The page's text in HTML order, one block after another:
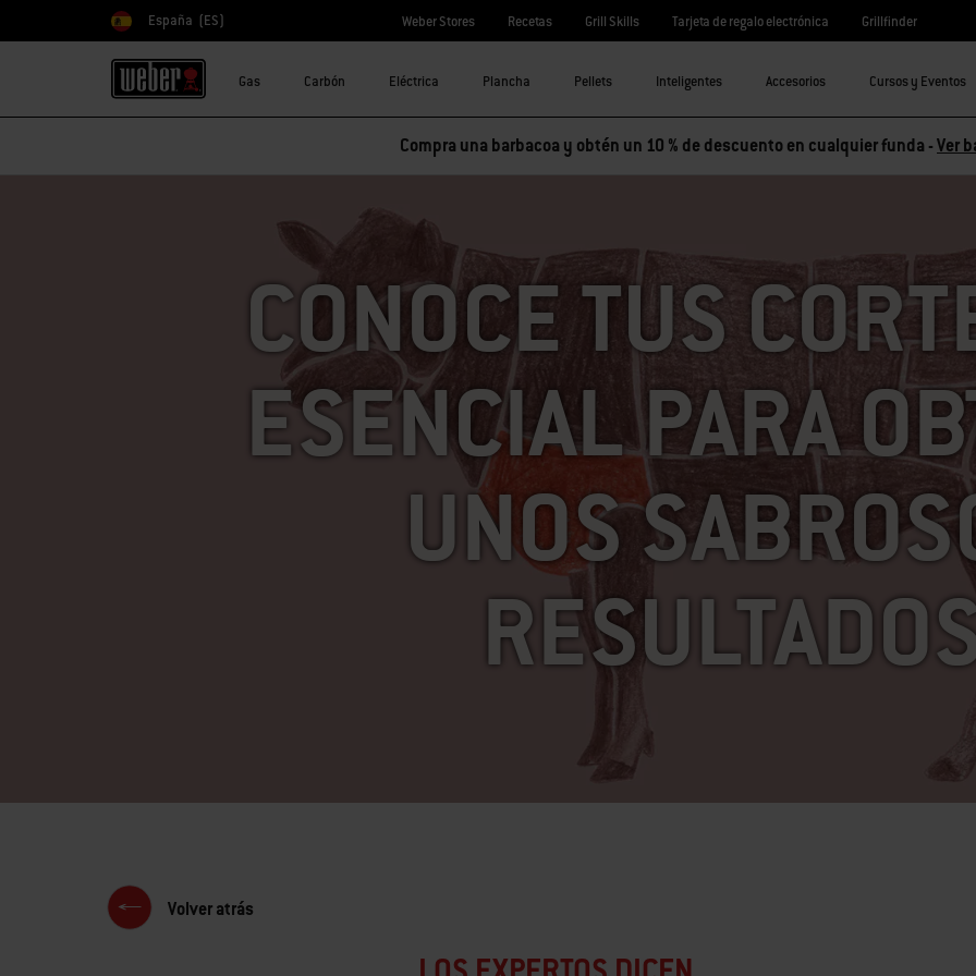
Elegir país
España (ES) Weber Stores Recetas Grill Skills Tarjeta de regalo electrónica Grillfinder
Gas Carbón Eléctrica Plancha Pellets Inteligentes Accesorios Cursos y Eventos
Compra una barbacoa y obtén un 10 % de descuento en cualquier funda -Ver
CONOCE TUS
ESENCIAL PARA
UNOS
Volver atrás